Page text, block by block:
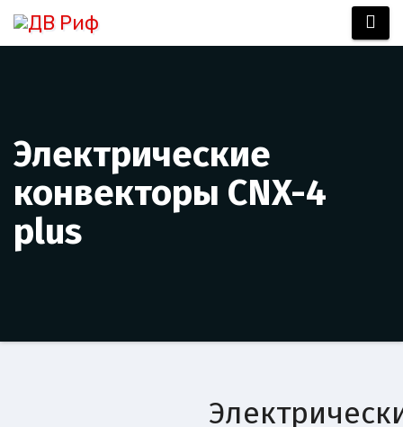
Электрические
конвекторы CNX-4
plus